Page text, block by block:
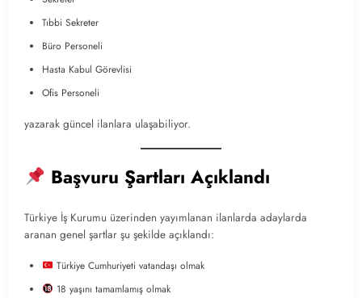
Tıbbi Sekreter
Büro Personeli
Hasta Kabul Görevlisi
Ofis Personeli
yazarak güncel ilanlara ulaşabiliyor.
Başvuru Şartları Açıklandı
Türkiye İş Kurumu üzerinden yayımlanan ilanlarda adaylarda
aranan genel şartlar şu şekilde açıklandı:
Türkiye Cumhuriyeti vatandaşı olmak
18 yaşını tamamlamış olmak